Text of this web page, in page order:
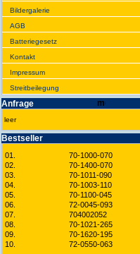
Bilder­galerie
AGB
Batte­rie­gesetz
Kontakt
Impres­sum
Streit­bei­legung
Anfrage
leer
Best­seller
01.
70-1000-070
02.
70-1400-070
03.
70-1011-090
04.
70-1003-110
05.
70-1100-045
06.
72-0045-093
07.
704002052
08.
70-1021-265
09.
70-1620-195
10.
72-0550-063